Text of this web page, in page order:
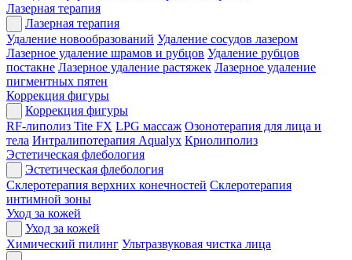
Лазерная терапия
Лазерная терапия
Удаление новообразований Удаление сосудов лазером
Лазерное удаление шрамов и рубцов Удаление рубцов
постакне Лазерное удаление растяжек Лазерное удаление
пигментных пятен
Коррекция фигуры
Коррекция фигуры
RF-липолиз Tite FX LPG массаж Озонотерапия для лица и
тела Интралипотерапия Aqualyx Криолиполиз
Эстетическая флебология
Эстетическая флебология
Склеротерапия верхних конечностей Склеротерапия
интимной зоны
Уход за кожей
Уход за кожей
Химический пилинг Ультразвуковая чистка лица